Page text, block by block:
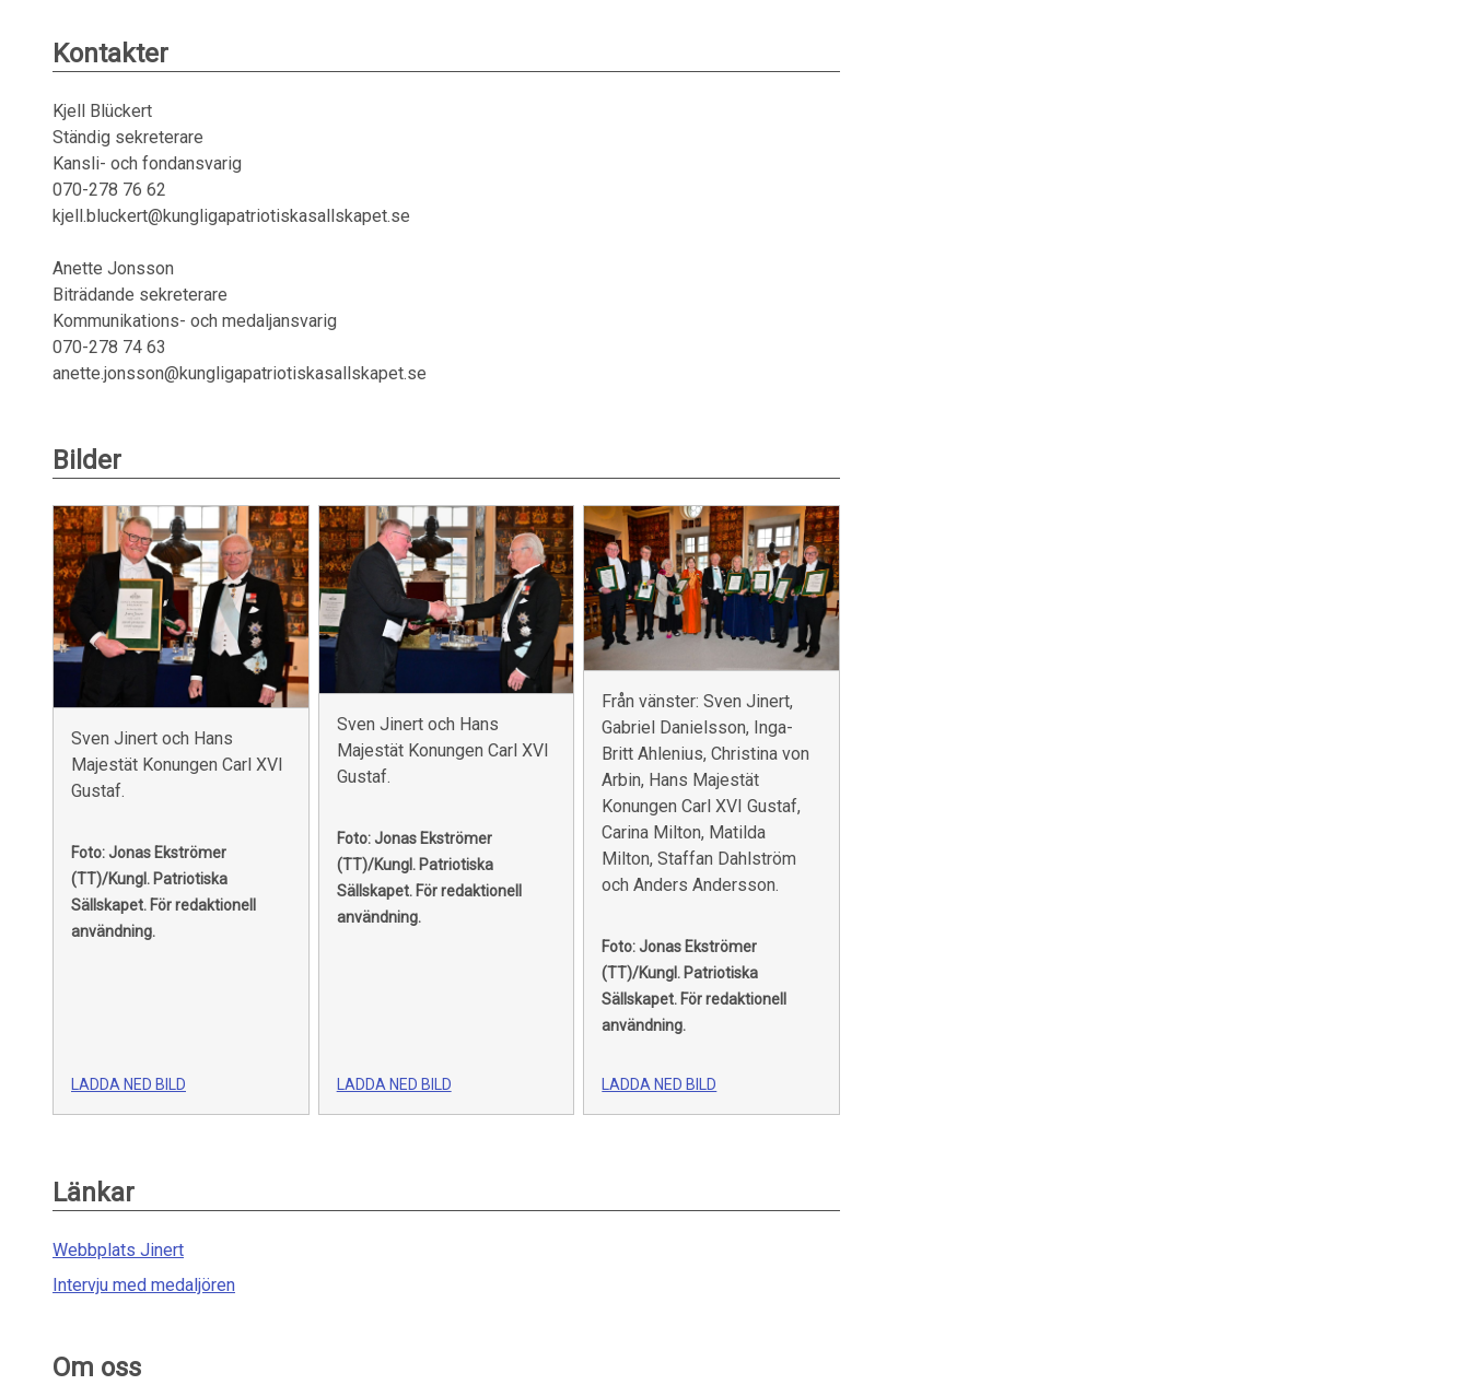
Kontakter
Kjell Blückert
Ständig sekreterare
Kansli- och fondansvarig
070-278 76 62
kjell.bluckert@kungligapatriotiskasallskapet.se
Anette Jonsson
Biträdande sekreterare
Kommunikations- och medaljansvarig
070-278 74 63
anette.jonsson@kungligapatriotiskasallskapet.se
Bilder
Sven Jinert och Hans
Majestät Konungen Carl XVI
Gustaf.
Foto: Jonas Ekströmer
(TT)/Kungl. Patriotiska
Sällskapet. För redaktionell
användning.
LADDA NED BILD
Sven Jinert och Hans
Majestät Konungen Carl XVI
Gustaf.
Foto: Jonas Ekströmer
(TT)/Kungl. Patriotiska
Sällskapet. För redaktionell
användning.
LADDA NED BILD
Från vänster: Sven Jinert,
Gabriel Danielsson, Inga-
Britt Ahlenius, Christina von
Arbin, Hans Majestät
Konungen Carl XVI Gustaf,
Carina Milton, Matilda
Milton, Staffan Dahlström
och Anders Andersson.
Foto: Jonas Ekströmer
(TT)/Kungl. Patriotiska
Sällskapet. För redaktionell
användning.
LADDA NED BILD
Länkar
Webbplats Jinert
Intervju med medaljören
Om oss